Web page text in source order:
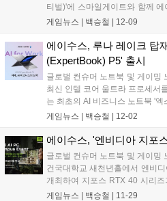
티벌)'에 스마일게이트와 함께
어 및 제품들을 선보였다. 에이
ROG Maximus Z890 Hero 메인
ROG Strix RTX 4090 그래픽카
롯해 UMPC 시장에 혁신을 몰
디스플레이와 강력한 성능을 가
시했다....
게임뉴스 | 백승철 12-09
에이수스, 루나 레이크 탑
(ExpertBook) P5' 출시
글로벌 컨슈머 노트북 및 게이밍
최신 인텔 코어 울트라 프로세서
는 최초의 AI 비즈니스 노트북 '
엑스퍼트북 P5는 최대 47 TOPS
대 3배 향상된 AI 성능을 갖춘 에
이전 세대 제품(ExpertBook B5)
배 이상 향상된 배터리 수명으
무 생산성을 극대화했으며, 재
잦은 직장인들에게 적합하다....
게임뉴스 | 백승철 12-02
에이수스, '엔비디아 지포
글로벌 컨슈머 노트북 및 게이밍
건국대학교 새천년홀에서 엔비
개최하여 지포스 RTX 40 시리
이티브 AI 노트북 체험을 비롯해
게임뉴스 | 백승철 11-29